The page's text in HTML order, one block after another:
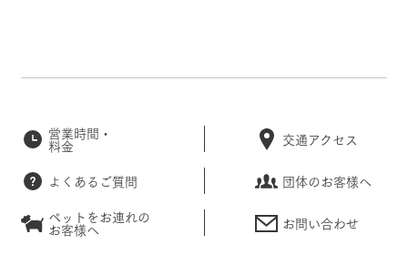
営業時間・
料金 交通アクセス
よくあるご質問
団体のお客様へ
ペットをお連れの
お客様へ お問い合わせ